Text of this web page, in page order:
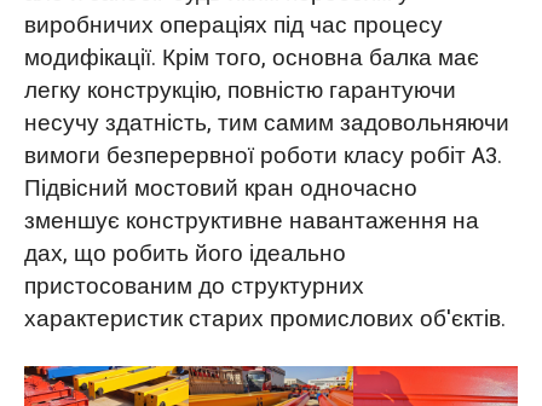
виробничих операціях під час процесу
модифікації. Крім того, основна балка має
легку конструкцію, повністю гарантуючи
несучу здатність, тим самим задовольняючи
вимоги безперервної роботи класу робіт A3.
Підвісний мостовий кран одночасно
зменшує конструктивне навантаження на
дах, що робить його ідеально
пристосованим до структурних
характеристик старих промислових об'єктів.